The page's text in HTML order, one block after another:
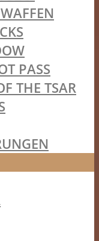
PASS
THE TSAR